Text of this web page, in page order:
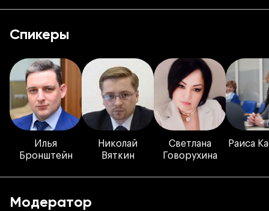
Спикеры
Илья
Бронштейн
Николай
Вяткин
Светлана
Говорухина
Раиса
Модератор